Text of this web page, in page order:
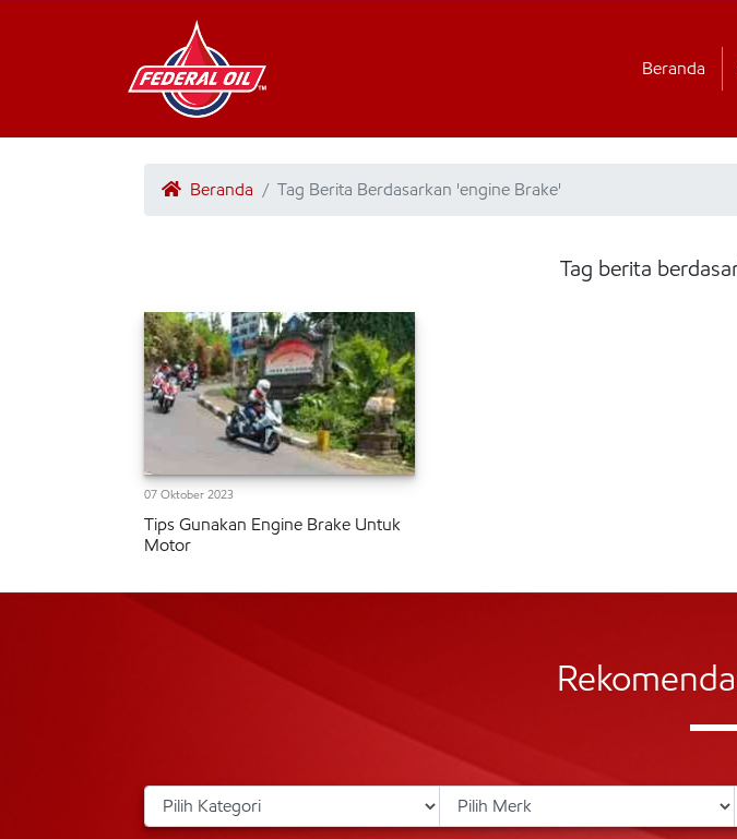
Beranda
Beranda Tag Berita Berdasarkan 'engine Brake'
Tag berita
07 Oktober 2023
Tips Gunakan Engine Brake Untuk
Motor